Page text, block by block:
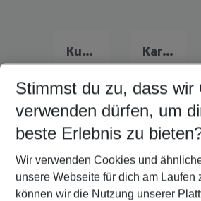
Kuba Urlaub Karibik Urlaub
Quicklinks
Familienurlaub Key West
Flug & Hotel Key West
Stimmst du zu, dass wir
verwenden dürfen, um
beste Erlebnis zu
Wir verwenden Cookies und
unsere Webseite für dich am Laufen
können wir die Nutzung unserer